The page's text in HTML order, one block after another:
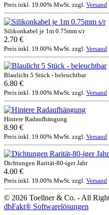
Preis inkl. 19.00% MwSt. zzgl. Versand
Silikonkabel je 1m 0.75mm s/r
2.70 €
Preis inkl. 19.00% MwSt. zzgl. Versand
Blaulicht 5 Stück - beleuchtbar
6.80 €
Preis inkl. 19.00% MwSt. zzgl. Versand
Hintere Radaufhängung
8.90 €
Preis inkl. 19.00% MwSt. zzgl. Versand
Dichtungen Rarität-80-iger Jahr
4.00 €
Preis inkl. 19.00% MwSt. zzgl. Versand
© 2026 Toellner & Co. - All
dbFakt® Softwarelösungen